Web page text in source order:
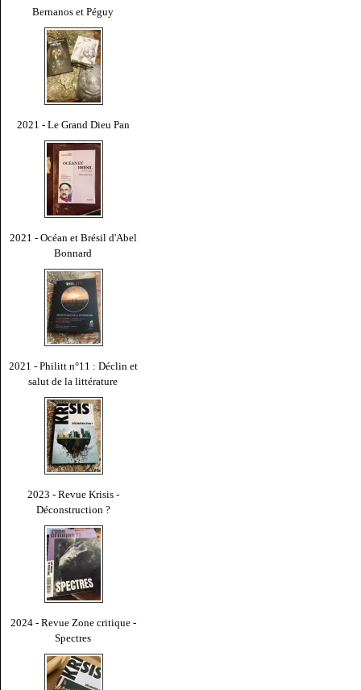
Bernanos et Péguy
2021 - Le Grand Dieu Pan
2021 - Océan et Brésil d'Abel
Bonnard
2021 - Philitt n°11 : Déclin et
salut de la littérature
2023 - Revue Krisis -
Déconstruction ?
2024 - Revue Zone critique -
Spectres